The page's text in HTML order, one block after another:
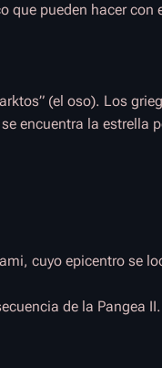
que pueden hacer con
(el oso). Los
encuentra la estrella
cuyo epicentro se
de la Pangea II.